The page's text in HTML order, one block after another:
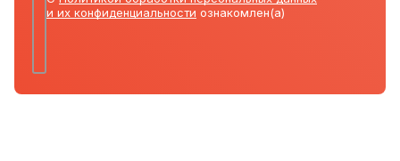
и их конфиденциальности ознакомлен(а)